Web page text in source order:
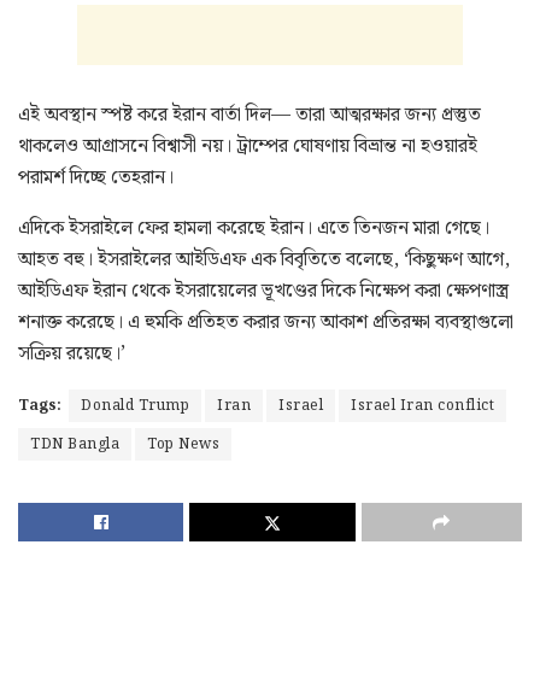
এই অবস্থান স্পষ্ট করে ইরান বার্তা দিল— তারা আত্মরক্ষার জন্য প্রস্তুত
থাকলেও আগ্রাসনে বিশ্বাসী নয়। ট্রাম্পের ঘোষণায় বিভ্রান্ত না হওয়ারই
পরামর্শ দিচ্ছে তেহরান।
এদিকে ইসরাইলে ফের হামলা করেছে ইরান। এতে তিনজন মারা গেছে।
আহত বহু। ইসরাইলের আইডিএফ এক বিবৃতিতে বলেছে, ‘কিছুক্ষণ আগে,
আইডিএফ ইরান থেকে ইসরায়েলের ভূখণ্ডের দিকে নিক্ষেপ করা ক্ষেপণাস্ত্র
শনাক্ত করেছে। এ হুমকি প্রতিহত করার জন্য আকাশ প্রতিরক্ষা ব্যবস্থাগুলো
সক্রিয় রয়েছে।’
Tags: Donald Trump Iran Israel
Israel Iran conflict
TDN Bangla
Top News